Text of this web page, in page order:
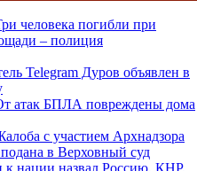
человека погибли при
– полиция
Telegram Дуров объявлен в
атак БПЛА повреждены дома
с участием Архнадзора
в Верховный суд